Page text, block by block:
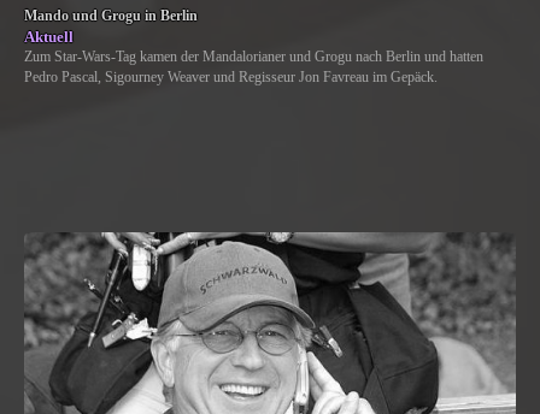
Mando und Grogu in Berlin
Aktuell
Zum Star-Wars-Tag kamen der Mandalorianer und Grogu nach Berlin und hatten
Pedro Pascal, Sigourney Weaver und Regisseur Jon Favreau im Gepäck.